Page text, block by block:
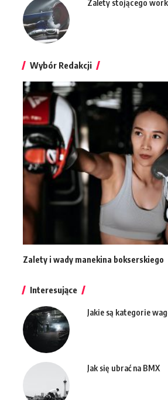
Zalety stojącego
Wybór Redakcji
Zalety i wady manekina bokserskiego
Interesujące
Jakie są kategorie
Jak się ubrać na BMX